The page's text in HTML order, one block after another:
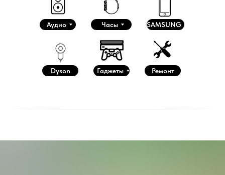
Аудио Часы
Dyson Гаджеты
SAMSUNG
Ремонт